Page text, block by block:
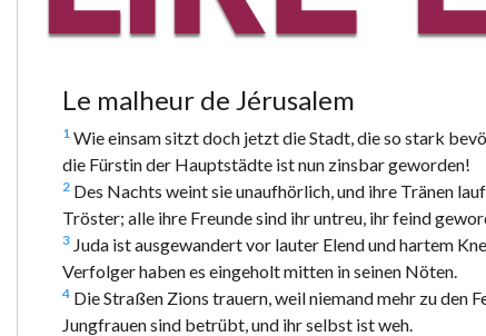
Le malheur de Jérusalem
1 Wie einsam sitzt doch jetzt die Stadt, die so stark
die Fürstin der Hauptstädte ist nun zinsbar geworden!
2 Des Nachts weint sie unaufhörlich, und ihre Tränen
Tröster; alle ihre Freunde sind ihr untreu, ihr feind
3 Juda ist ausgewandert vor lauter Elend und hartem
Verfolger haben es eingeholt mitten in seinen Nöten.
4 Die Straßen Zions trauern, weil niemand mehr zu den
Jungfrauen sind betrübt, und ihr selbst ist weh.